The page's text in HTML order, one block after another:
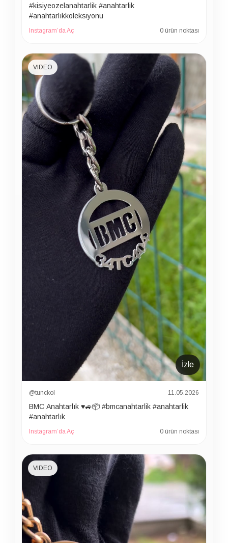
#kisiyeozelanahtarlik #anahtarlik
#anahtarlıkkoleksiyonu
Instagram’da Aç 0 ürün noktası
İzle
VIDEO
@tunckol 11.05.2026
BMC Anahtarlık ♥️🚙📦 #bmcanahtarlik #anahtarlik
#anahtarlık
Instagram’da Aç 0 ürün noktası
VIDEO